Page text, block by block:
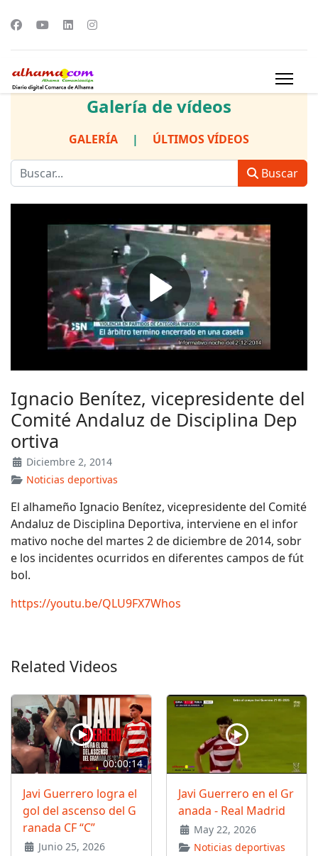
Galería de vídeos
GALERÍA | ÚLTIMOS VÍDEOS
Buscar
Ignacio Benítez, vicepresidente del
Comité Andaluz de Disciplina Dep
ortiva
Diciembre 2, 2014
Noticias deportivas
El alhameño Ignacio Benítez, vicepresidente del Comité
Andaluz de Disciplina Deportiva, interviene en el infor
mativo noche del martes 2 de diciembre de 2014, sobr
e los incidentes ocurridos en diferentes campos de fút
bol.
https://youtu.be/QLU9FX7Whos
Related Videos
00:00:14
Javi Guerrero logra el
gol del ascenso del G
ranada CF “C”
Junio 25, 2026
Javi Guerrero en el Gr
anada - Real Madrid
May 22, 2026
Noticias deportivas